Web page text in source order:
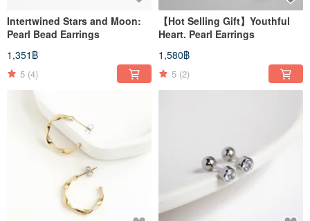
Intertwined Stars and Moon:
Pearl Bead Earrings
1,351฿
5 (4)
【Hot Selling Gift】Youthful
Heart. Pearl Earrings
1,580฿
5 (2)